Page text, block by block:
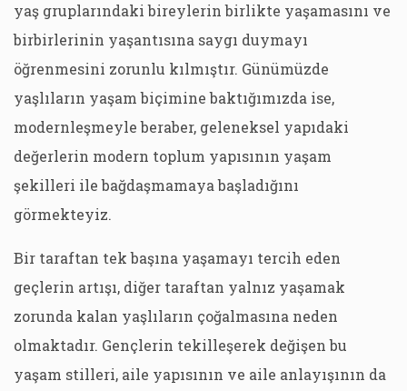
yaş gruplarındaki bireylerin birlikte yaşamasını ve
birbirlerinin yaşantısına saygı duymayı
öğrenmesini zorunlu kılmıştır. Günümüzde
yaşlıların yaşam biçimine baktığımızda ise,
modernleşmeyle beraber, geleneksel yapıdaki
değerlerin modern toplum yapısının yaşam
şekilleri ile bağdaşmamaya başladığını
görmekteyiz.
Bir taraftan tek başına yaşamayı tercih eden
geçlerin artışı, diğer taraftan yalnız yaşamak
zorunda kalan yaşlıların çoğalmasına neden
olmaktadır. Gençlerin tekilleşerek değişen bu
yaşam stilleri, aile yapısının ve aile anlayışının da